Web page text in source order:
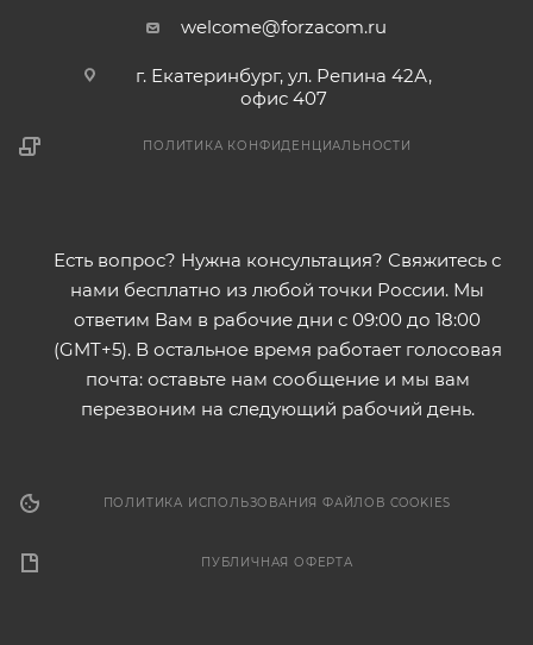
welcome@forzacom.ru
г. Екатеринбург, ул. Репина 42А,
офис 407
ПОЛИТИКА КОНФИДЕНЦИАЛЬНОСТИ
Есть вопрос? Нужна консультация? Свяжитесь с
нами бесплатно из любой точки России. Мы
ответим Вам в рабочие дни с 09:00 до 18:00
(GMT+5). В остальное время работает голосовая
почта: оставьте нам сообщение и мы вам
перезвоним на следующий рабочий день.
ПОЛИТИКА ИСПОЛЬЗОВАНИЯ ФАЙЛОВ COOKIES
ПУБЛИЧНАЯ ОФЕРТА